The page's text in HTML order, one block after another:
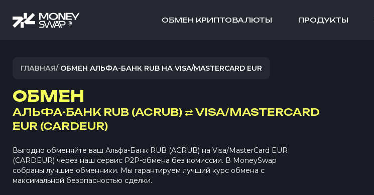
ОБМЕН КРИПТОВАЛЮТЫ ПРОДУКТЫ
ГЛАВНАЯ/ ОБМЕН АЛЬФА-БАНК RUB НА VISA/MASTERCARD EUR
ОБМЕН
АЛЬФА-БАНК RUB (ACRUB) ⇄ VISA/MASTERCARD
EUR (CARDEUR)
Выгодно обменяйте ваш Альфа-Банк RUB (ACRUB) на Visa/MasterCard EUR
(CARDEUR) через наш сервис P2P-обмена без комиссии. В MoneySwap
собраны лучшие обменники. Мы гарантируем лучший курс обмена с
максимальной безопасностью сделки.